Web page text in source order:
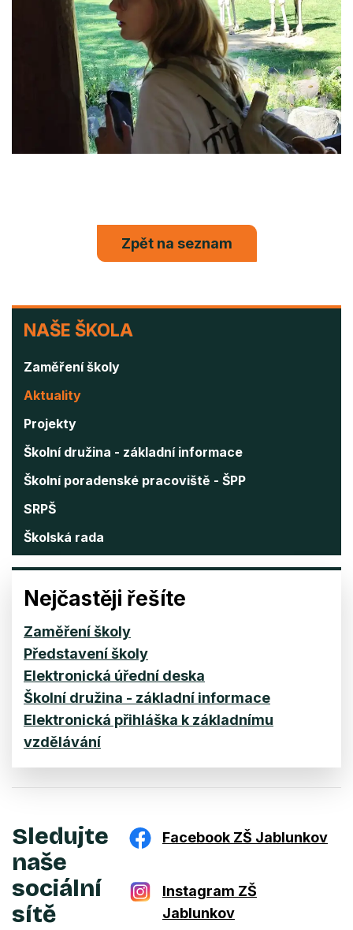
NAŠE
ŠKOLA
NAŠE ŠKOLA
Zaměření školy
Aktuality
Projekty
Školní družina - základní informace
Školní poradenské pracoviště - ŠPP
SRPŠ
Školská rada
Nejčastěji řešíte
Zaměření školy
Představení školy
Elektronická úřední deska
Školní družina - základní informace
Elektronická přihláška k základnímu
vzdělávání
Zpět na seznam
Sledujte
naše
sociální
sítě
Facebook ZŠ Jablunkov
Instagram ZŠ
Jablunkov